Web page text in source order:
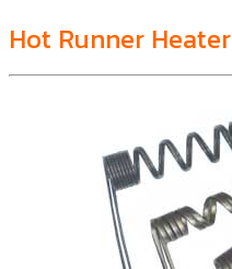
Hot Runner Heater